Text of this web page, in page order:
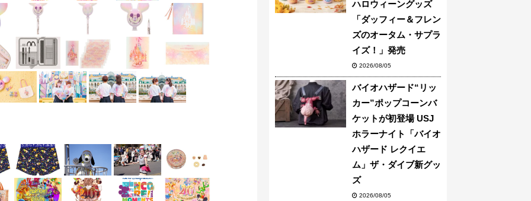
ハロウィーングッズ
「ダッフィー＆フレン
ズのオータム・サプラ
イズ！」発売
2026/08/05
バイオハザード“リッ
カー”ポップコーンバ
ケットが初登場 USJ
ホラーナイト「バイオ
ハザード レクイエ
ム」ザ・ダイブ新グッ
ズ
2026/08/05